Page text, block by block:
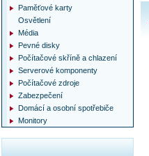
Paměťové karty
Osvětlení
Média
Pevné disky
Počítačové skříně a chlazení
Serverové komponenty
Počítačové zdroje
Zabezpečení
Domácí a osobní spotřebiče
Monitory